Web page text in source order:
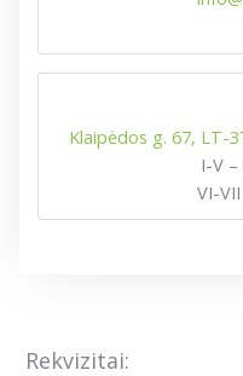
Klaipėdos g. 67, LT-
I-V –
VI-
Rekvizitai: